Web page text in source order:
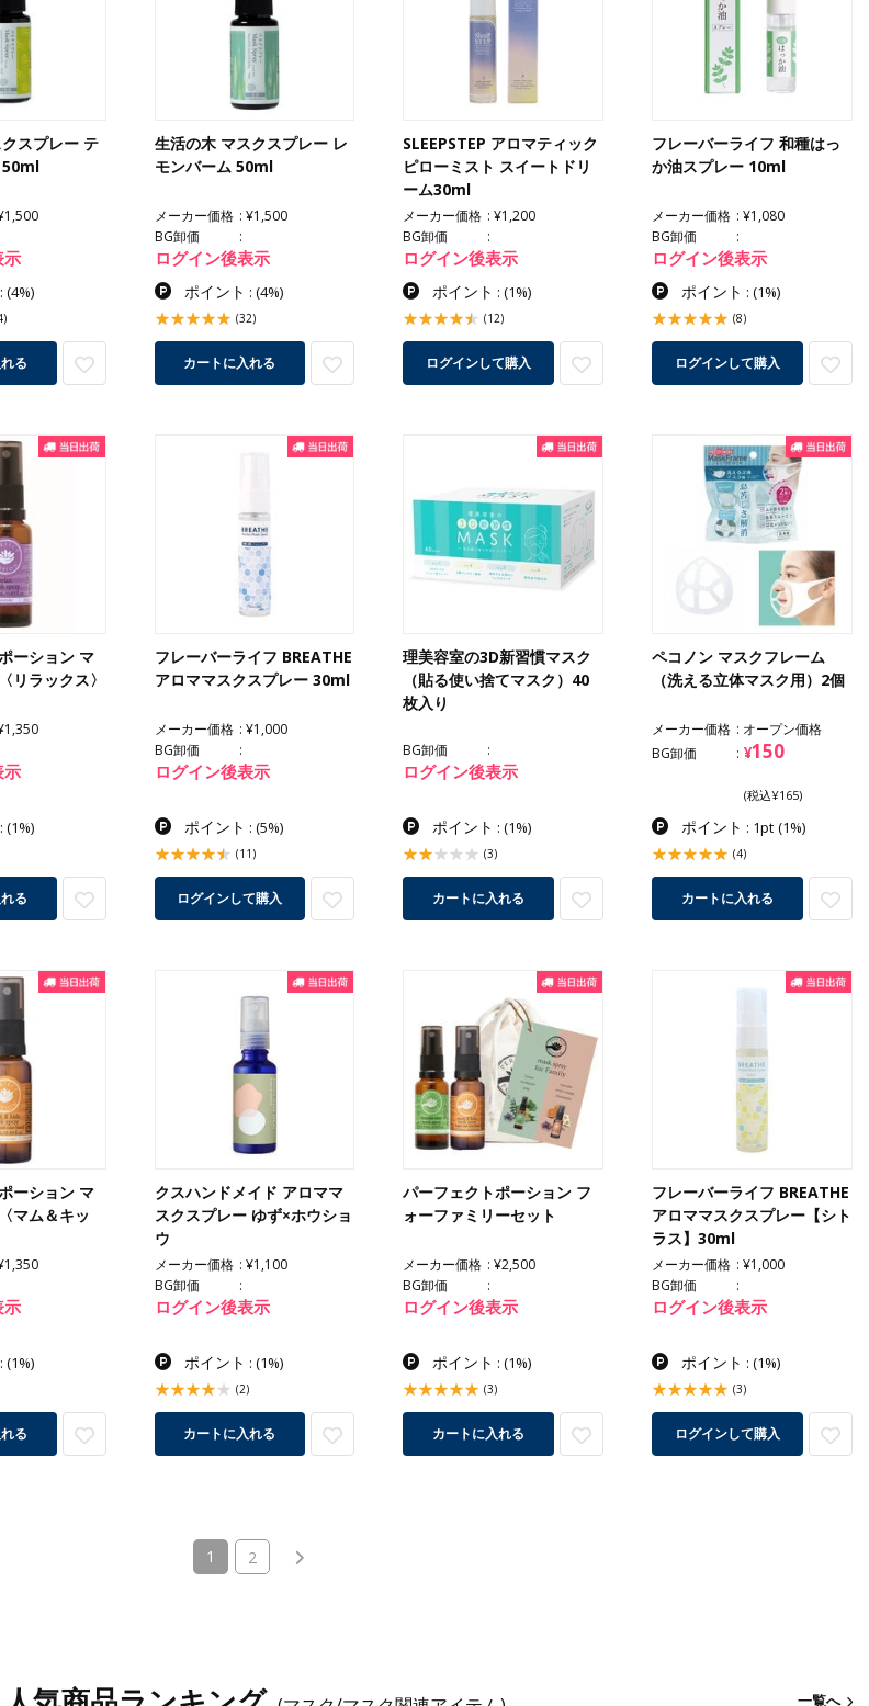
スプレー テ
50ml
示
: (4%)
る
生活の木 マスクスプレー レ
モンバーム 50ml
メーカー価格
¥1,500
BG卸価
ログイン後表示
ポイント : (4%)
(32)
カートに入れる
SLEEPSTEP アロマティック
ピローミスト スイートドリ
ーム30ml
メーカー価格
¥1,200
BG卸価
ログイン後表示
ポイント :(1%)
(12)
ログインして購入
フレーバーライフ 和種はっ
か油スプレー 10ml
メーカー価格
¥1,080
BG卸価
ログイン後表示
ポイント :(1%)
(8)
ログインして購入
ーション マ
リラックス〉
示
: (1%)
る
フレーバーライフ BREATHE
アロママスクスプレー 30ml
メーカー価格
¥1,000
BG卸価
ログイン後表示
ポイント : (5%)
(11)
ログインして購入
理美容室の3D新習慣マスク
（貼る使い捨てマスク）40
枚入り
BG卸価
ログイン後表示
ポイント :(1%)
(3)
カートに入れる
ペコノン マスクフレーム
（洗える立体マスク用）2個
メーカー価格
オープン価格
BG卸価
¥150
(税込¥165)
ポイント : 1pt (1%)
(4)
カートに入れる
ーション マ
マム＆キッ
示
: (1%)
る
クスハンドメイド アロママ
スクスプレー ゆず×ホウショ
ウ
メーカー価格
¥1,100
BG卸価
ログイン後表示
ポイント : (1%)
(2)
カートに入れる
パーフェクトポーション フ
ォーファミリーセット
メーカー価格
¥2,500
BG卸価
ログイン後表示
ポイント :(1%)
(3)
カートに入れる
フレーバーライフ BREATHE
アロママスクスプレー【シト
ラス】30ml
メーカー価格
¥1,000
BG卸価
ログイン後表示
ポイント :(1%)
(3)
ログインして購入
1 (current)
2
一覧へ